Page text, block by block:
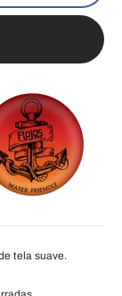
tela suave.